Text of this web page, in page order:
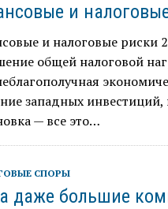
и
и налоговые риски
общей налоговой
западных
— все это…
СПОРЫ
даже большие